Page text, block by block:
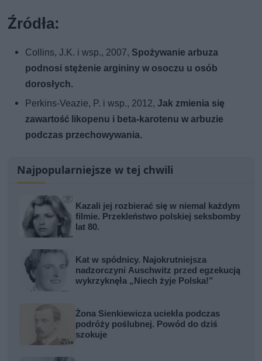
Źródła:
Collins, J.K. i wsp., 2007, Spożywanie arbuza
podnosi stężenie argininy w osoczu u osób
dorosłych.
Perkins-Veazie, P. i wsp., 2012, Jak zmienia się
zawartość likopenu i beta-karotenu w arbuzie
podczas przechowywania.
Najpopularniejsze w tej chwili
Kazali jej rozbierać się w niemal każdym
filmie. Przekleństwo polskiej seksbomby
lat 80.
Kat w spódnicy. Najokrutniejsza
nadzorczyni Auschwitz przed egzekucją
wykrzyknęła „Niech żyje Polska!”
Żona Sienkiewicza uciekła podczas
podróży poślubnej. Powód do dziś
szokuje